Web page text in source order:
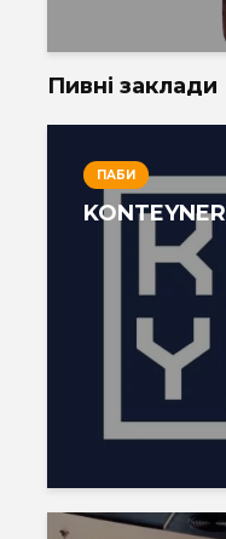
Пивні заклади
ПАБИ
KONTEYNER